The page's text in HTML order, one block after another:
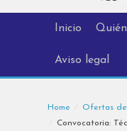
Inicio
Aviso legal
Home Ofertas
Convocatoria: